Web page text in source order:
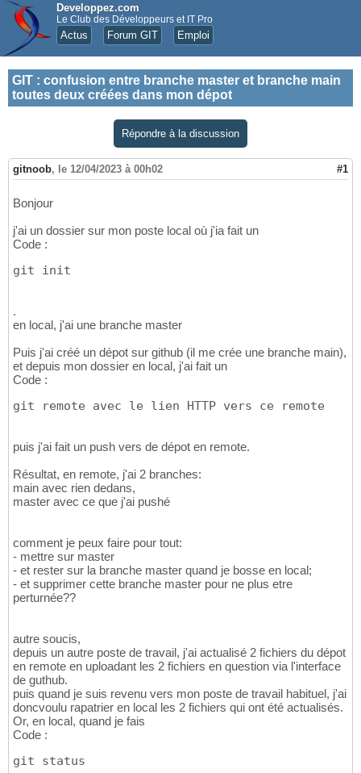
Developpez.com
Le Club des Développeurs et IT Pro
Actus Forum GIT Emploi
GIT : confusion entre branche master et branche main
toutes deux créées dans mon dépot
Répondre à la discussion
gitnoob, le 12/04/2023 à 00h02 #1
Bonjour
j'ai un dossier sur mon poste local où j'ia fait un
Code :
git init
.
en local, j'ai une branche master
Puis j'ai créé un dépot sur github (il me crée une branche main),
et depuis mon dossier en local, j'ai fait un
Code :
git remote avec le lien HTTP vers ce remote
puis j'ai fait un push vers de dépot en remote.
Résultat, en remote, j'ai 2 branches:
main avec rien dedans,
master avec ce que j'ai pushé
comment je peux faire pour tout:
- mettre sur master
- et rester sur la branche master quand je bosse en local;
- et supprimer cette branche master pour ne plus etre
perturnée??
autre soucis,
depuis un autre poste de travail, j'ai actualisé 2 fichiers du dépot
en remote en uploadant les 2 fichiers en question via l'interface
de guthub.
puis quand je suis revenu vers mon poste de travail habituel, j'ai
doncvoulu rapatrier en local les 2 fichiers qui ont été actualisés.
Or, en local, quand je fais
Code :
git status